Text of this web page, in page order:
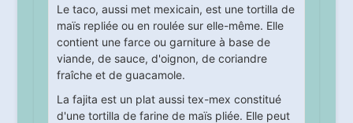
Le taco, aussi met mexicain, est une tortilla de
maïs repliée ou en roulée sur elle-même. Elle
contient une farce ou garniture à base de
viande, de sauce, d'oignon, de coriandre
fraîche et de guacamole.
La fajita est un plat aussi tex-mex constitué
d'une tortilla de farine de maïs pliée. Elle peut